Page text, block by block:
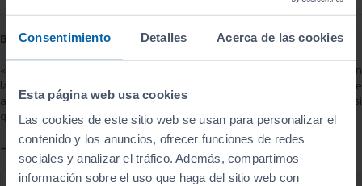
Consentimiento Detalles Acerca de las cookies
Esta página web usa cookies
Las cookies de este sitio web se usan para personalizar el
contenido y los anuncios, ofrecer funciones de redes
sociales y analizar el tráfico. Además, compartimos
información sobre el uso que haga del sitio web con
Buena atención
«Conocí Sibuscascoche a través de Internet. Había visto otro coche en
la web, pero en la concesión me ayudaron a encontrar uno que se
adaptaba mejor a mis necesidades. La atención fue muy buena, así
que lo recomendaré»
– Cristina Dacosta